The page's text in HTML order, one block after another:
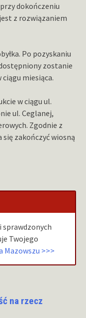
dokończeniu
z rozwiązaniem
Po pozyskaniu
zostanie
ciągu miesiąca.
w ciągu ul.
ul. Ceglanej,
Zgodnie z
zakończyć wiosną
Twojego
Mazowszu >>>
na rzecz